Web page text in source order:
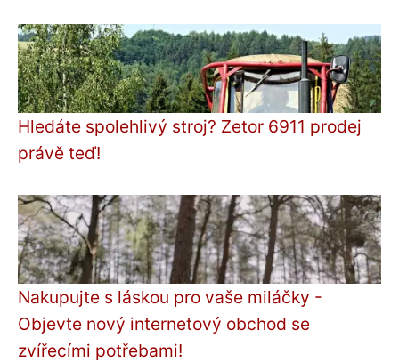
Hledáte spolehlivý stroj? Zetor 6911 prodej
právě teď!
Nakupujte s láskou pro vaše miláčky -
Objevte nový internetový obchod se
zvířecími potřebami!